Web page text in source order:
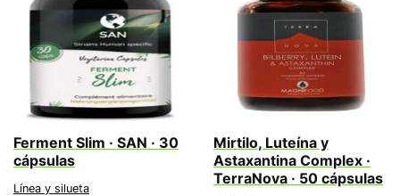
Ferment Slim · SAN · 30
cápsulas
Línea y silueta
Mirtilo, Luteína y
Astaxantina Complex ·
TerraNova · 50 cápsulas